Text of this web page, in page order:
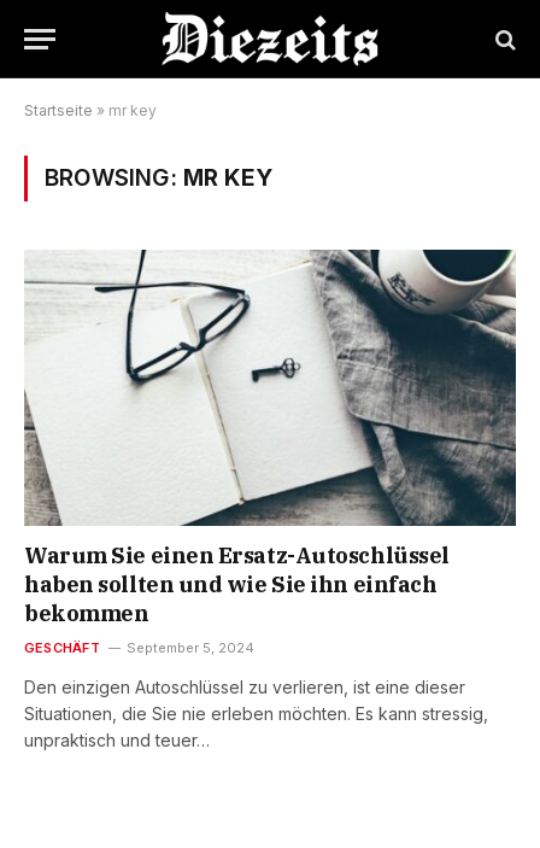
Startseite » mr key
BROWSING: MR KEY
Warum Sie einen Ersatz-Autoschlüssel
haben sollten und wie Sie ihn einfach
bekommen
GESCHÄFT September 5, 2024
Den einzigen Autoschlüssel zu verlieren, ist eine dieser
Situationen, die Sie nie erleben möchten. Es kann stressig,
unpraktisch und teuer…